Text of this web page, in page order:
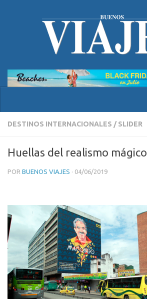
DESTINOS INTERNACIONALES / SLIDER
Huellas del realismo mágico
POR BUENOS VIAJES · 04/06/2019